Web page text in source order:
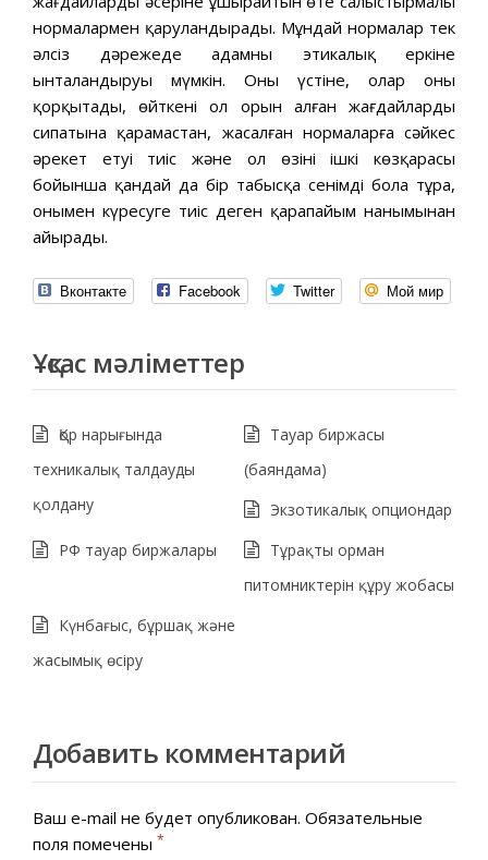
нормалармен қаруландырады. Мұндай нормалар тек
әлсіз дәрежеде адамның этикалық еркіне
ынталандыруы мүмкін. Оның үстіне, олар оны
қорқытады, өйткені ол орын алған жағдайлардың
сипатына қарамастан, жасалған нормаларға сәйкес
әрекет етуі тиіс және ол өзінің ішкі көзқарасы
бойынша қандай да бір табысқа сенімді бола тұра,
онымен күресуге тиіс деген қарапайым нанымынан
айырады.
Вконтакте Facebook Twitter Мой мир
Ұқсас мәліметтер
Қор нарығында
техникалық талдауды
қолдану
Тауар биржасы
(баяндама)
Экзотикалық опциондар
РФ тауар биржалары
Тұрақты орман
питомниктерін құру жобасы
Күнбағыс, бұршақ және
жасымық өсіру
Добавить комментарий
Ваш e-mail не будет опубликован. Обязательные
поля помечены *